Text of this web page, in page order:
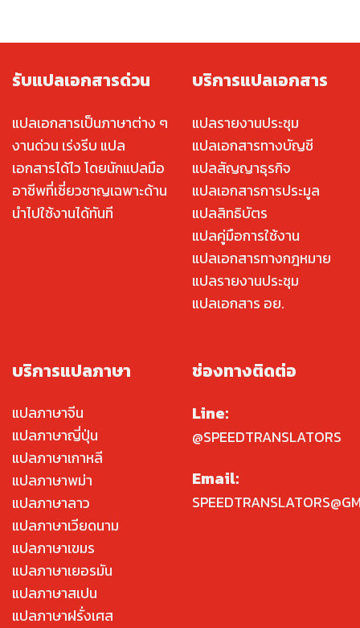
รับแปลเอกสารด่วน
แปลเอกสารเป็นภาษาต่าง ๆ
งานด่วน เร่งรีบ แปล
เอกสารได้ไว โดยนักแปลมือ
อาชีพที่เชี่ยวชาญเฉพาะด้าน
นำไปใช้งานได้ทันที
บริการแปลเอกสาร
แปลรายงานประชุม
แปลเอกสารทางบัญชี
แปลสัญญาธุรกิจ
แปลเอกสารการประมูล
แปลสิทธิบัตร
แปลคู่มือการใช้งาน
แปลเอกสารทางกฎหมาย
แปลรายงานประชุม
แปลเอกสาร อย.
บริการแปลภาษา
แปลภาษาจีน
แปลภาษาญี่ปุ่น
แปลภาษาเกาหลี
แปลภาษาพม่า
แปลภาษาลาว
แปลภาษาเวียดนาม
แปลภาษาเขมร
แปลภาษาเยอรมัน
แปลภาษาสเปน
แปลภาษาฝรั่งเศส
ช่องทางติดต่อ
Line:
@SPEEDTRANSLATORS
Email: